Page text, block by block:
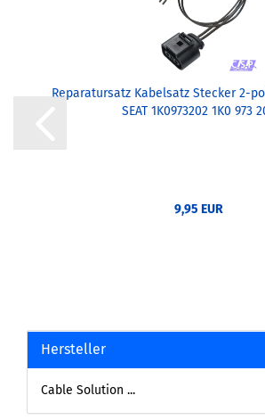
Reparatursatz Kabelsatz Stecker 2-
SEAT 1K0973202 1K0 973
9,95 EUR
Hersteller
Cable Solution ...